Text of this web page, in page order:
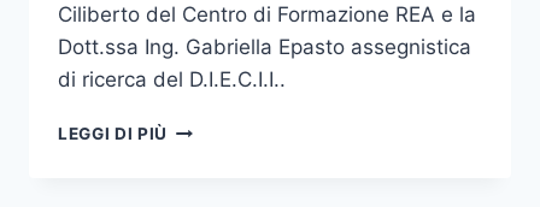
Ciliberto del Centro di Formazione REA e la
Dott.ssa Ing. Gabriella Epasto assegnistica
di ricerca del D.I.E.C.I.I..
LEGGI DI PIÙ